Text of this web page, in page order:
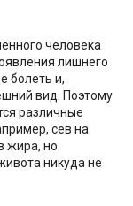
человека
лишнего
болеть и,
вид. Поэтому
различные
сев на
жира, но
никуда не